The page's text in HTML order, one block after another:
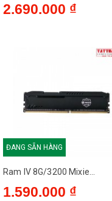
2.690.000 ₫
ĐANG SẴN HÀNG
Ram IV 8G/3200 Mixie...
1.590.000 ₫